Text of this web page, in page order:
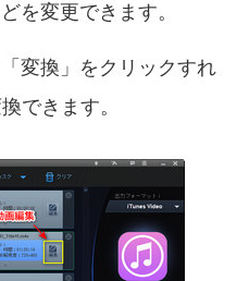
を変更できます。
変換」をクリックすれ
できます。